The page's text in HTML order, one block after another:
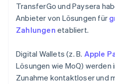
TransferGo und Paysera
Anbieter von Lösungen für
Zahlungen etabliert.
Digital Wallets (z. B. Apple
Lösungen wie MoQ)
Zunahme kontaktloser und